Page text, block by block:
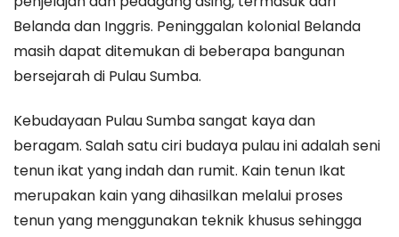
Belanda dan Inggris. Peninggalan kolonial Belanda
masih dapat ditemukan di beberapa bangunan
bersejarah di Pulau Sumba.
Kebudayaan Pulau Sumba sangat kaya dan
beragam. Salah satu ciri budaya pulau ini adalah seni
tenun ikat yang indah dan rumit. Kain tenun Ikat
merupakan kain yang dihasilkan melalui proses
tenun yang menggunakan teknik khusus sehingga